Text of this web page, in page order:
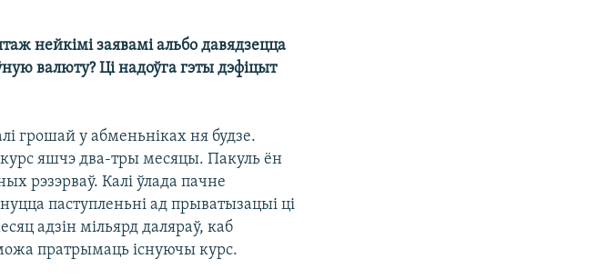
нейкімі заявамі альбо давядзецца
валюту? Ці надоўга гэты дэфіцыт
грошай у абменьніках ня будзе.
яшчэ два-тры месяцы. Пакуль ён
рэзэрваў. Калі ўлада пачне
паступленьні ад прыватызацыі ці
адзін мільярд даляраў, каб
пратрымаць існуючы курс.